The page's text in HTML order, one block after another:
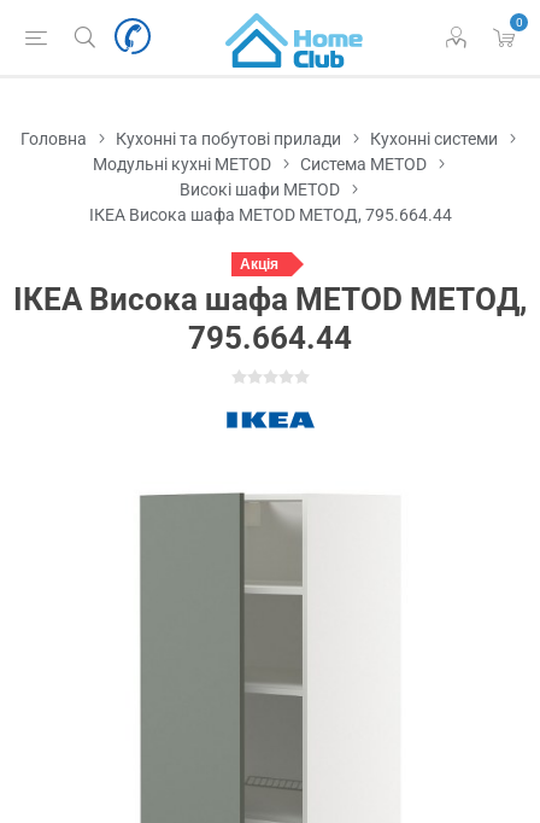
0
Головна Кухонні та побутові прилади
Кухонні системи
Модульні кухні METOD
Система METOD
Високі шафи METOD
ІКЕА Висока шафа METOD МЕТОД, 795.664.44
Акція
ІКЕА Висока шафа METOD МЕТОД,
795.664.44